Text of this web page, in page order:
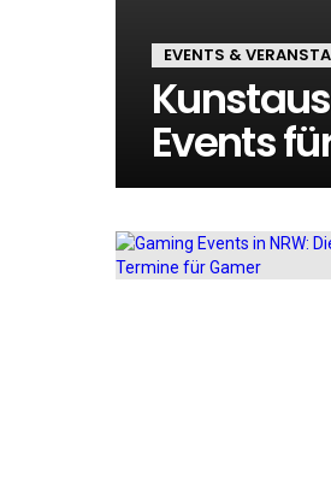
EVENTS &
Events
MORE
STORIES